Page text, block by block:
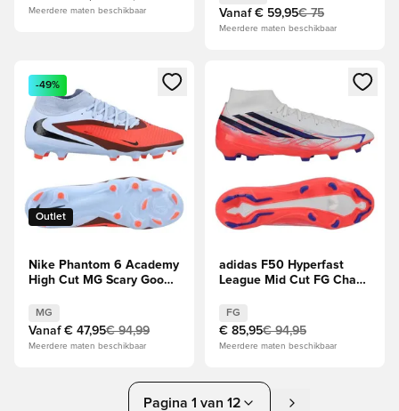
Meerdere maten beschikbaar Vanaf € 59,95€ 75
Meerdere maten beschikbaar
Opent een venster om in te loggen of je aan te melden als
Outlet
-49%
Nike Phantom 6 Academy
High Cut MG Scary Good -
MG
Vanaf € 47,95€ 94,99
Meerdere maten beschikbaar
Opent een venster om in te
adidas F50 Hyperfast
League Mid Cut FG Chaos
FG
€ 85,95€ 94,95
Meerdere maten beschikbaar
Pagina 1 van 12